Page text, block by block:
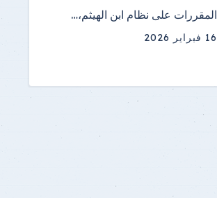
المقررات على نظام ابن الهيثم،…
16 فبراير 2026